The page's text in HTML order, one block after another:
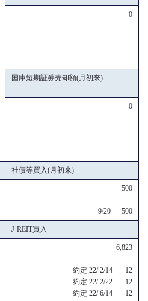
0
国庫短期証券売却額(月初来)
0
社債等買入(月初来)
500
9/20 500
J-REIT買入
6,823
約定 22/ 2/14 12
約定 22/ 2/22 12
約定 22/ 6/14 12